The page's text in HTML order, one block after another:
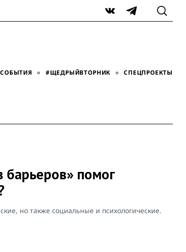
VK Telegram
СОБЫТИЯ #ЩЕДРЫЙВТОРНИК СПЕЦПРОЕКТЫ
помог
но также социальные и психологические.